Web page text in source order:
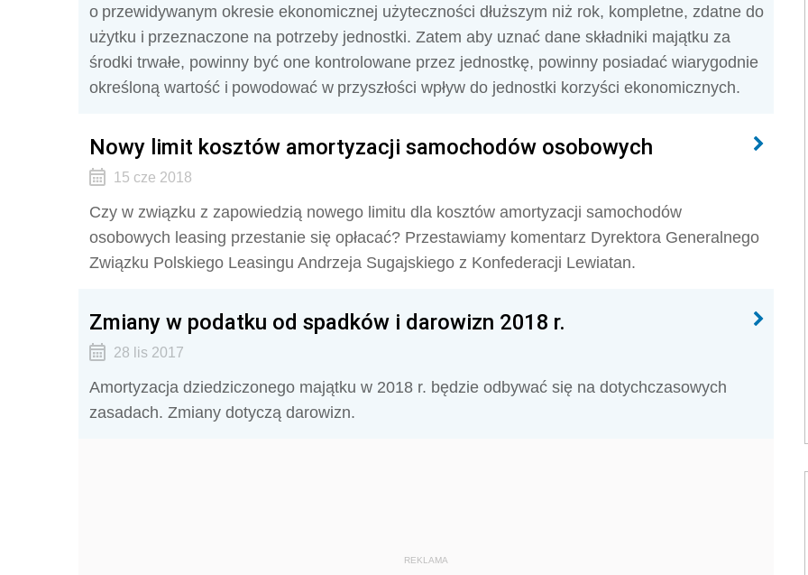
o przewidywanym okresie ekonomicznej użyteczności dłuższym niż rok, kompletne, zdatne do
użytku i przeznaczone na potrzeby jednostki. Zatem aby uznać dane składniki majątku za
środki trwałe, powinny być one kontrolowane przez jednostkę, powinny posiadać wiarygodnie
określoną wartość i powodować w przyszłości wpływ do jednostki korzyści ekonomicznych.
Nowy limit kosztów amortyzacji samochodów osobowych
15 cze 2018
Czy w związku z zapowiedzią nowego limitu dla kosztów amortyzacji samochodów
osobowych leasing przestanie się opłacać? Przestawiamy komentarz Dyrektora Generalnego
Związku Polskiego Leasingu Andrzeja Sugajskiego z Konfederacji Lewiatan.
Zmiany w podatku od spadków i darowizn 2018 r.
28 lis 2017
Amortyzacja dziedziczonego majątku w 2018 r. będzie odbywać się na dotychczasowych
zasadach. Zmiany dotyczą darowizn.
REKLAMA